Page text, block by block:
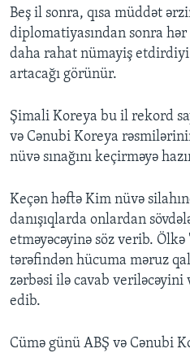
Beş il sonra, qısa müddət
diplomatiyasından sonra
daha rahat nümayiş
artacağı görünür.
Şimali Koreya bu il rekord
və Cənubi Koreya
nüvə sınağını keçirməyə
Keçən həftə Kim nüvə
danışıqlarda onlardan
etməyəcəyinə söz verib.
tərəfindən hücuma məruz
zərbəsi ilə cavab
edib.
Cümə günü ABŞ və Cənubi